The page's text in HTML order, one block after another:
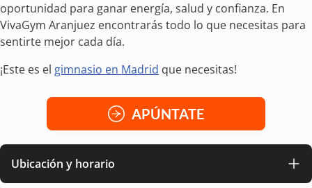
oportunidad para ganar energía, salud y confianza. En
VivaGym Aranjuez encontrarás todo lo que necesitas para
sentirte mejor cada día.
¡Este es el gimnasio en Madrid que necesitas!
APÚNTATE
Ubicación y horario